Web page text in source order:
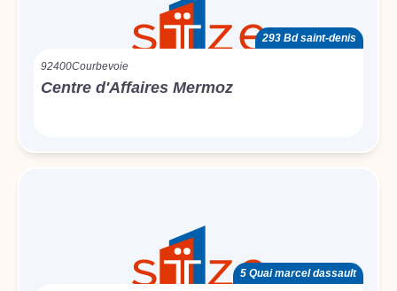
293 Bd saint-denis
92400Courbevoie
Centre d'Affaires Mermoz
5 Quai marcel dassault